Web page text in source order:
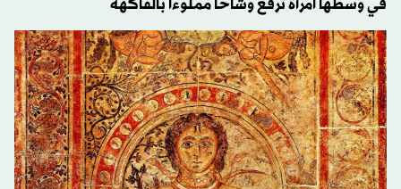
في وسطها امرأةٌ ترفع وشاحاً مملوءاً بالفاكهة